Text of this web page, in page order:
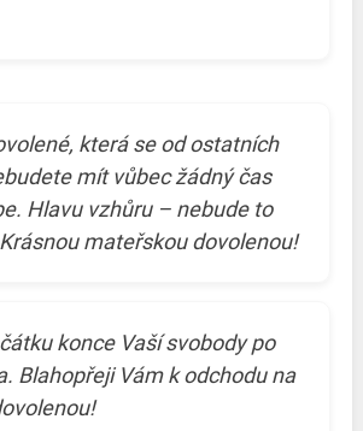
která se od ostatních
mít vůbec žádný čas
Hlavu vzhůru – nebude to
mateřskou dovolenou!
konce Vaší svobody po
Blahopřeji Vám k odchodu na